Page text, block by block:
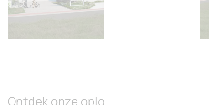
Ontdek onze oplossingen